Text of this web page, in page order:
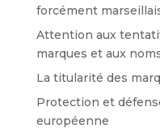
forcément
Attention aux
marques et aux
La titularité des
Protection et
européenne